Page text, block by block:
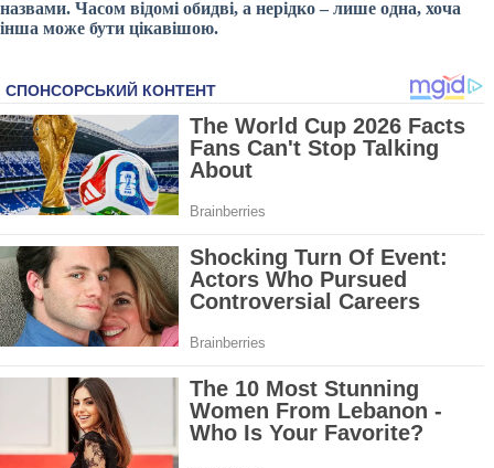
назвами. Часом відомі обидві, а нерідко – лише одна, хоча
інша може бути цікавішою.